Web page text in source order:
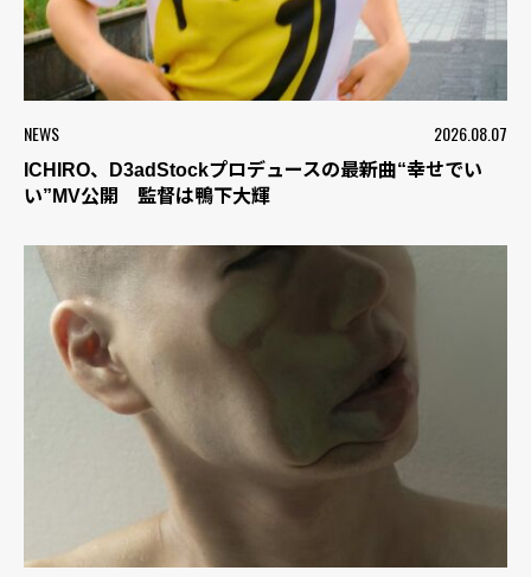
NEWS 2026.08.07
ICHIRO、D3adStockプロデュースの最新曲“幸せでい
い”MV公開 監督は鴨下大輝